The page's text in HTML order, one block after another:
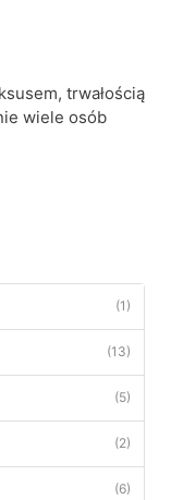
trwałością
wiele osób
(1)
(13)
(5)
(2)
(6)